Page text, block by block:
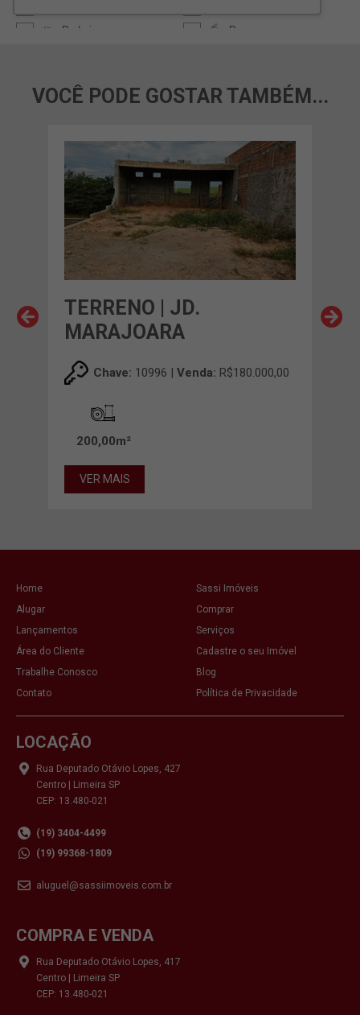
VOCÊ PODE GOSTAR TAMBÉM...
TERRENO | JD.
MARAJOARA
Chave: 10996 | Venda: R$180.000,00
200,00m²
VER MAIS
Home
Sassi Imóveis
Alugar
Comprar
Lançamentos
Serviços
Área do Cliente
Cadastre o seu Imóvel
Trabalhe Conosco
Blog
Contato
Política de Privacidade
LOCAÇÃO
Rua Deputado Otávio Lopes, 427
Centro | Limeira SP
CEP: 13.480-021
(19) 3404-4499
(19) 99368-1809
aluguel@sassiimoveis.com.br
COMPRA E VENDA
Rua Deputado Otávio Lopes, 417
Centro | Limeira SP
CEP: 13.480-021